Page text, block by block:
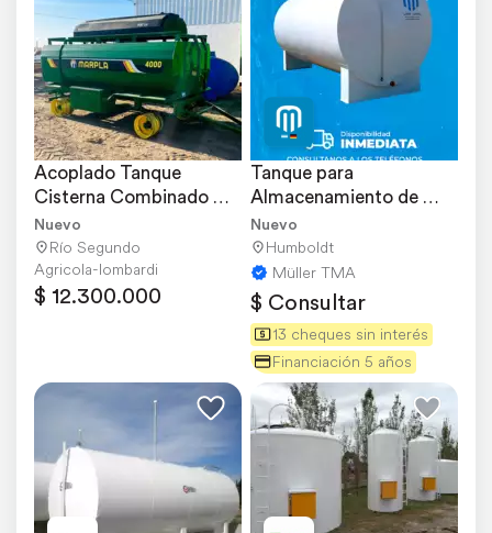
Acoplado Tanque
Cisterna Combinado
Marpla 4000 Lts.
Nuevo
Río Segundo
Agricola-lombardi
$ 12.300.000
Tanque para
Almacenamiento de
Combustible Disponible
Nuevo
Humboldt
Müller TMA
$ Consultar
13 cheques sin interés
Financiación 5 años